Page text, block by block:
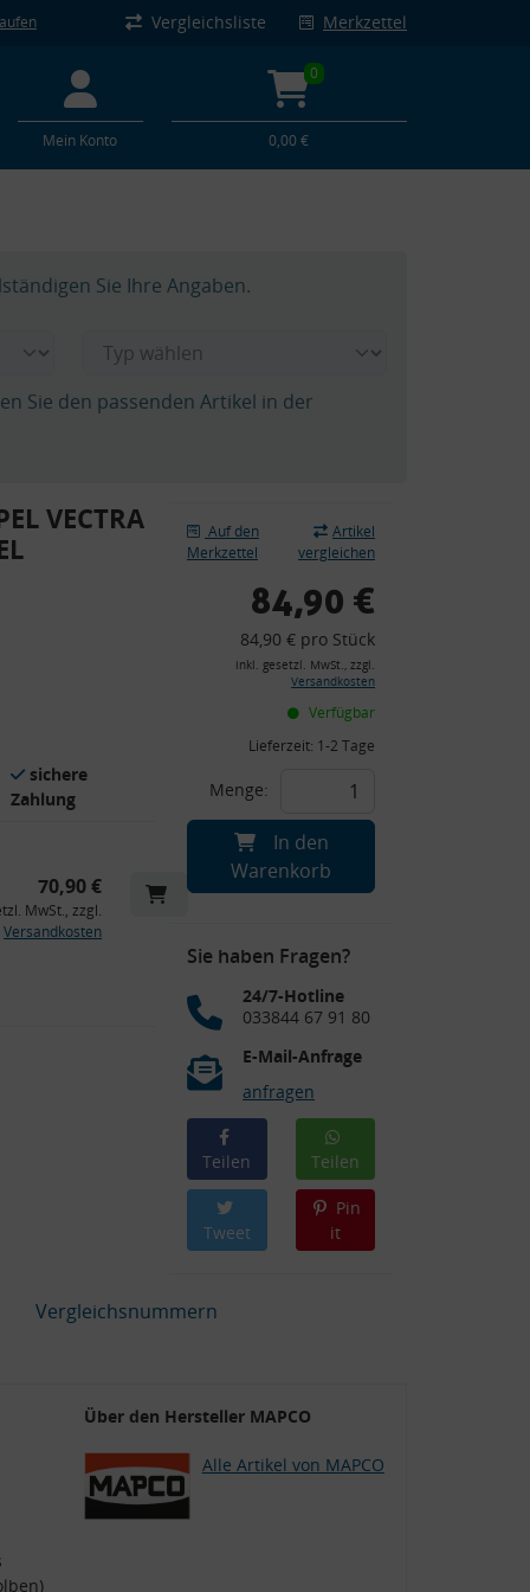
Vergleichsliste Merkzettel
Mein Konto
0
0,00 €
Sie Ihre Angaben.
Sie den passenden Artikel in der
VECTRA
sichere
Zahlung
70,90 €
MwSt., zzgl.
Versandkosten
Auf den
Merkzettel
Artikel
vergleichen
84,90 €
84,90 € pro Stück
inkl. gesetzl. MwSt., zzgl.
Versandkosten
Verfügbar
Lieferzeit: 1-2 Tage
Menge:
In den
Warenkorb
Sie haben Fragen?
24/7-Hotline
033844 67 91 80
E-Mail-Anfrage
anfragen
Teilen Teilen
Tweet
Pin
it
Vergleichsnummern
Über den Hersteller MAPCO
Alle Artikel von MAPCO